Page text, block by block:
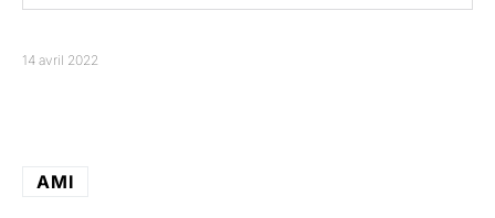
14 avril 2022
AMI